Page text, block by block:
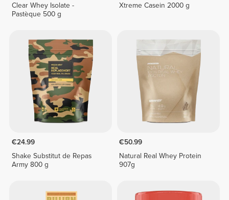
Clear Whey Isolate -
Pastèque 500 g
Xtreme Casein 2000 g
€24.99
Shake Substitut de Repas
Army 800 g
€50.99
Natural Real Whey Protein
907g